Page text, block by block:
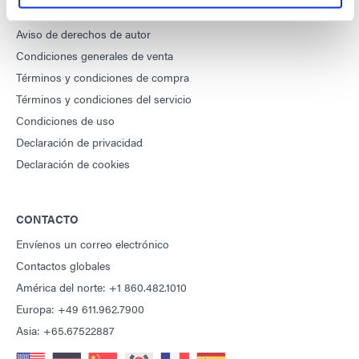
DYMAX
Aviso de derechos de autor
Condiciones generales de venta
Términos y condiciones de compra
Términos y condiciones del servicio
Condiciones de uso
Declaración de privacidad
Declaración de cookies
CONTACTO
Envíenos un correo electrónico
Contactos globales
América del norte: +1 860.482.1010
Europa: +49 611.962.7900
Asia: +65.67522887